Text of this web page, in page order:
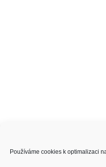
Používáme cookies k optimalizaci